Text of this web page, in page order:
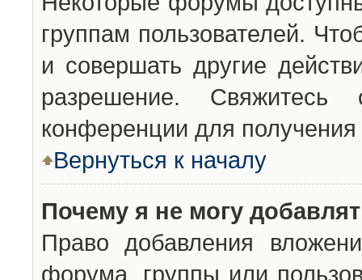
группам пользователей.
и совершать другие
разрешение. Свяжитесь
конференции для получения
Вернуться к началу
Почему я не могу
Право добавления
форума, группы или